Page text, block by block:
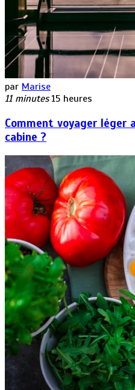
par Marise
11 minutes 15 heures
Comment voyager léger
cabine ?